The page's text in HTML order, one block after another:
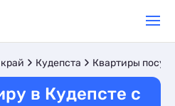
Кудепста Квартиры
в Кудепсте с